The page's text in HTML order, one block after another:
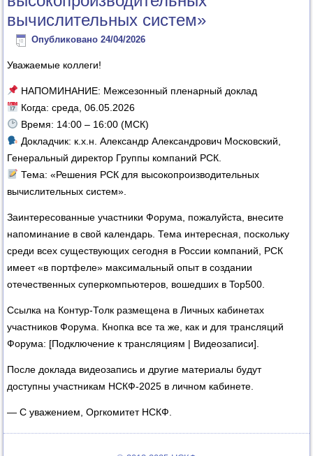
вычислительных систем»
Опубликовано 24/04/2026
Уважаемые коллеги!
НАПОМИНАНИЕ: Межсезонный пленарный доклад
Когда: среда, 06.05.2026
Время: 14:00 – 16:00 (МСК)
Докладчик: к.х.н. Александр Александрович Московский,
Генеральный директор Группы компаний РСК.
Тема: «Решения РСК для высокопроизводительных
вычислительных систем».
Заинтересованные участники Форума, пожалуйста, внесите
напоминание в свой календарь. Тема интересная, поскольку
среди всех существующих сегодня в России компаний, РСК
имеет «в портфеле» максимальный опыт в создании
отечественных суперкомпьютеров, вошедших в Top500.
Ссылка на Контур-Толк размещена в Личных кабинетах
участников Форума. Кнопка все та же, как и для трансляций
Форума: [Подключение к трансляциям | Видеозаписи].
После доклада видеозапись и другие материалы будут
доступны участникам НСКФ-2025 в личном кабинете.
— С уважением, Оргкомитет НСКФ.